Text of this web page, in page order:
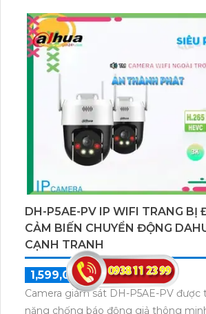
ngoại trời diện rộng, chống nước
xoay. Có khe thẻ nhớ, chuẩn nén
lượng dữ liệu, công nghệ AI, BLC, hỗ
H.265/H.264+/H.264.
DH-P5AE-PV IP WIFI TRANG BỊ
CẢM BIẾN CHUYỂN ĐỘNG
CẠNH TRANH
1,599,000 ₫
2,000,000 ₫
Camera giám sát DH-P5AE-PV được
năng chống báo động giả thông